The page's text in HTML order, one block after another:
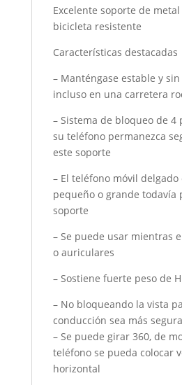
Excelente soporte de
bicicleta resistente
Características destacadas
– Manténgase estable y
incluso en una carretera
– Sistema de bloqueo de 4
su teléfono permanezca
este soporte
– El teléfono móvil delgado
pequeño o grande todavía
soporte
– Se puede usar mientras
o auriculares
– Sostiene fuerte peso de
– No bloqueando la vista
conducción sea más segura
– Se puede girar 360, de
teléfono se pueda colocar
horizontal